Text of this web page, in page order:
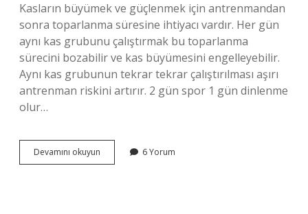
Kasların büyümek ve güçlenmek için antrenmandan
sonra toparlanma süresine ihtiyacı vardır. Her gün
aynı kas grubunu çalıştırmak bu toparlanma
sürecini bozabilir ve kas büyümesini engelleyebilir.
Aynı kas grubunun tekrar tekrar çalıştırılması aşırı
antrenman riskini artırır. 2 gün spor 1 gün dinlenme
olur…
Devamını okuyun
Gün
6 Yorum